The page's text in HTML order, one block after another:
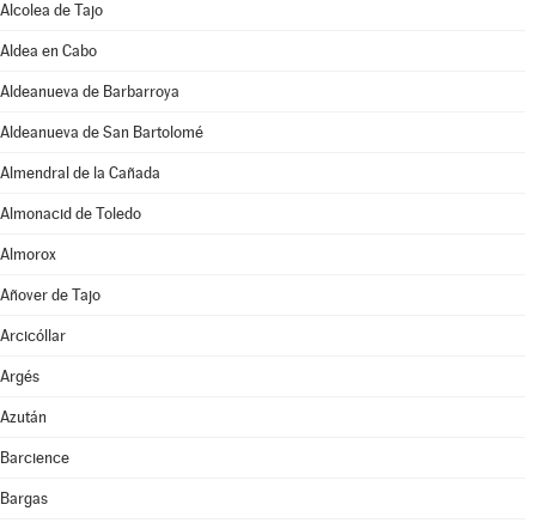
Alcolea de Tajo
Aldea en Cabo
Aldeanueva de Barbarroya
Aldeanueva de San Bartolomé
Almendral de la Cañada
Almonacid de Toledo
Almorox
Añover de Tajo
Arcicóllar
Argés
Azután
Barcience
Bargas